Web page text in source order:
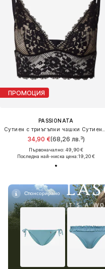
ПРОМОЦИЯ
PASSIONATA
34,90 €(68,26 лв.³)
Първоначално: 49,90 €
Последна най-ниска цена:19,20 €